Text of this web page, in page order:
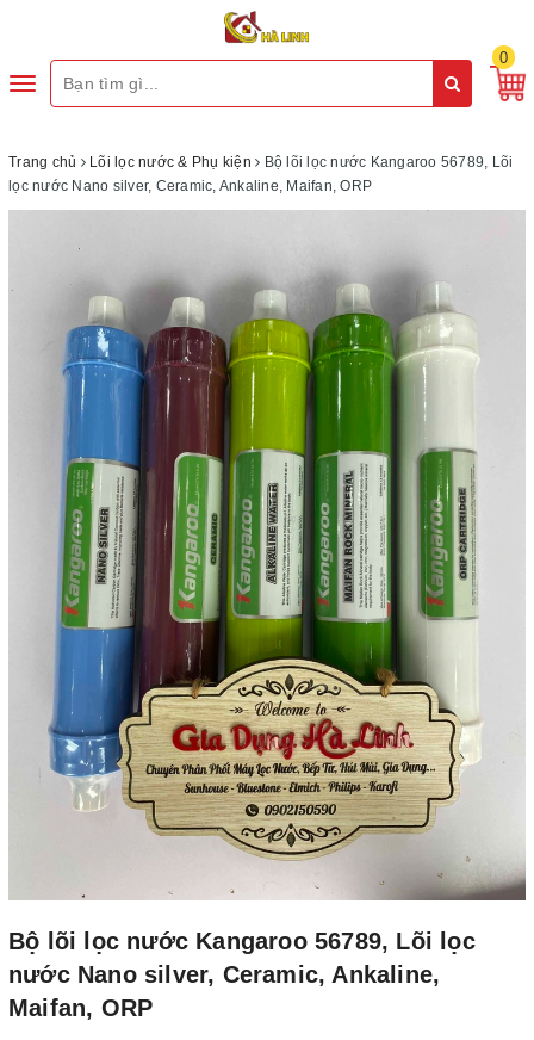
Toggle
0
Trang chủ Lõi lọc nước & Phụ kiện
Bộ lõi lọc nước Kangaroo 56789, Lõi
lọc nước Nano silver, Ceramic, Ankaline, Maifan, ORP
Bộ lõi lọc nước Kangaroo 56789, Lõi lọc
nước Nano silver, Ceramic, Ankaline,
Maifan, ORP